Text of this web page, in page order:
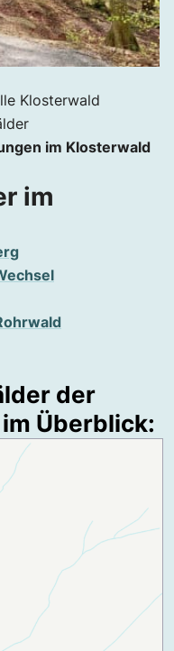
Klosterwald
im Klosterwald
im
der
Überblick: